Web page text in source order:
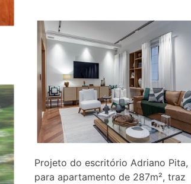
Projeto do escritório Adriano Pita,
para apartamento de 287m², traz